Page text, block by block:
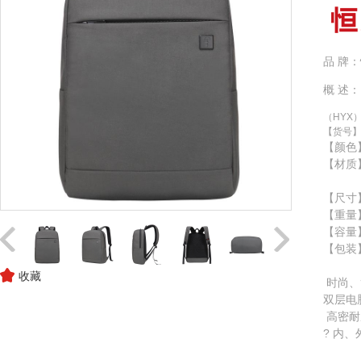
收藏
品 牌：
概 述：
（HYX
【货号
【颜
【材
【尺
【重
【包
时尚
双层电
高密
? 内、